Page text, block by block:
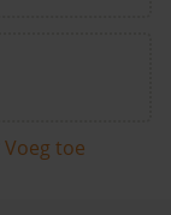
Voeg toe